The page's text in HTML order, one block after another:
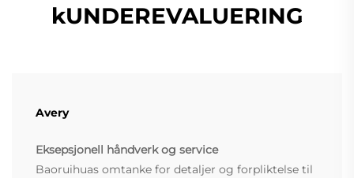
kUNDEREVALUERING
Avery
Eksepsjonell håndverk og service
Baoruihuas omtanke for detaljer og forpliktelse til